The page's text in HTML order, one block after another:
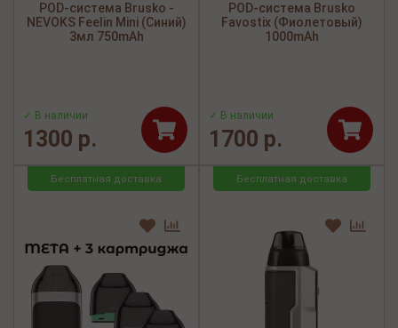
POD-система Brusko -
NEVOKS Feelin Mini (Синий)
3мл 750mAh
✓ В наличии
1300 р.
POD-система Brusko
Favostix (Фиолетовый)
1000mAh
✓ В наличии
1700 р.
Бесплатная доставка Бесплатная доставка